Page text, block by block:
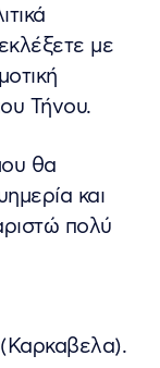
με
Τήνου.
θα
και
πολύ